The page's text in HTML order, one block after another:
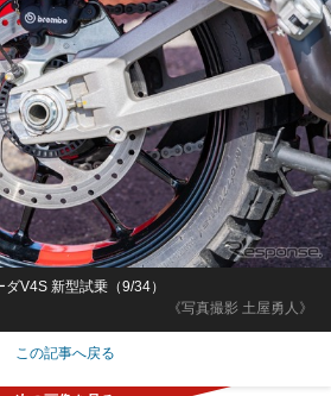
《写真撮影 土屋勇人》
V4S 新型試乗（9/34）
この記事へ戻る